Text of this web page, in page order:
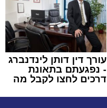
עורך דין דותן לינדנברג
- נפגעתם בתאונת
דרכים לחצו לקבל מה